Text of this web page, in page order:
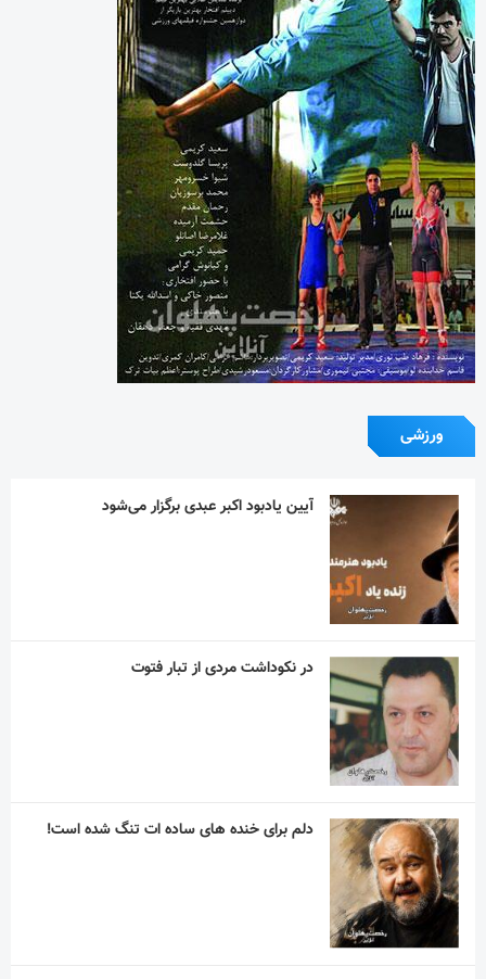
ورزشی
آیین یادبود اکبر عبدی برگزار می‌شود
در نکوداشت مردی از تبار فتوت
دلم برای خنده های ساده ات تنگ شده است!